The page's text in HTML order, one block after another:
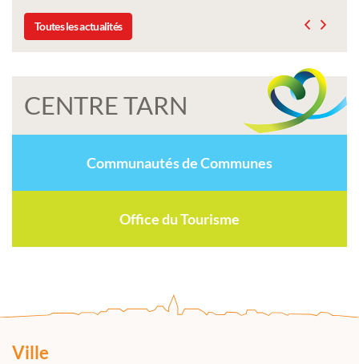
Toutes les actualités
CENTRE TARN
Communautés de Communes
Office du Tourisme
Ville